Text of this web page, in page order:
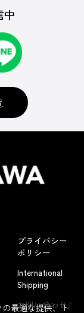
くあるお問い合わせ
中
プライバシー
ポリシー
International
Shipping
お問い合わせ/
最適な提供、ト